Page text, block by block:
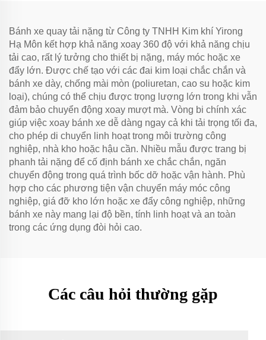
Bánh xe quay tải nặng từ Công ty TNHH Kim khí Yirong
Hạ Môn kết hợp khả năng xoay 360 độ với khả năng chịu
tải cao, rất lý tưởng cho thiết bị nặng, máy móc hoặc xe
đẩy lớn. Được chế tạo với các đai kim loại chắc chắn và
bánh xe dày, chống mài mòn (poliuretan, cao su hoặc kim
loại), chúng có thể chịu được trọng lượng lớn trong khi vẫn
đảm bảo chuyển động xoay mượt mà. Vòng bi chính xác
giúp việc xoay bánh xe dễ dàng ngay cả khi tải trọng tối đa,
cho phép di chuyển linh hoạt trong môi trường công
nghiệp, nhà kho hoặc hậu cần. Nhiều mẫu được trang bị
phanh tải nặng để cố định bánh xe chắc chắn, ngăn
chuyển động trong quá trình bốc dỡ hoặc vận hành. Phù
hợp cho các phương tiện vận chuyển máy móc công
nghiệp, giá đỡ kho lớn hoặc xe đẩy công nghiệp, những
bánh xe này mang lại độ bền, tính linh hoạt và an toàn
trong các ứng dụng đòi hỏi cao.
Các câu hỏi thường gặp